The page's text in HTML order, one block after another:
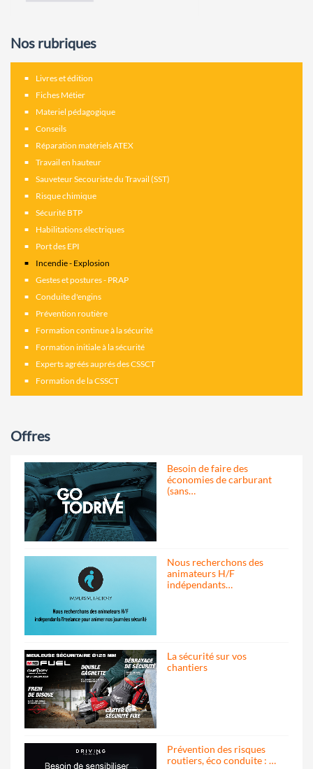
Nos rubriques
Livres et édition
Fiches Métier
Materiel pédagogique
Conseils
Réparation matériels ATEX
Travail en hauteur
Sauveteur Secouriste du Travail (SST)
Risque chimique
Sécurité BTP
Habilitations électriques
Port des EPI
Incendie - Explosion
Gestes et postures - PRAP
Conduite d'engins
Prévention routière
Formation continue à la sécurité
Formation initiale à la sécurité
Experts agréés auprés des CSSCT
Formation de la CSSCT
Offres
Besoin de faire des
économies de carburant
(sans…
Nous recherchons des
animateurs H/F
indépendants…
La sécurité sur vos
chantiers
Prévention des risques
routiers, éco conduite : …